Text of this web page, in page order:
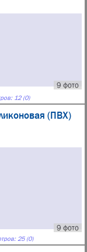
9 фото
12 (0)
(ПВХ)
9 фото
25 (0)